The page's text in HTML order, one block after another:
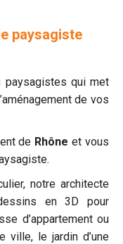
paysagiste
paysagistes qui met
de vos
de Rhône et vous
notre architecte
en 3D pour
d’appartement ou
ville, le jardin d’une